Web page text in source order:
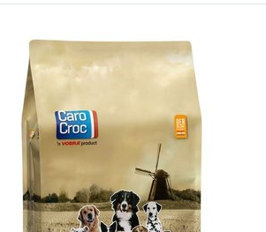
graanvrij hondenvoer huid &